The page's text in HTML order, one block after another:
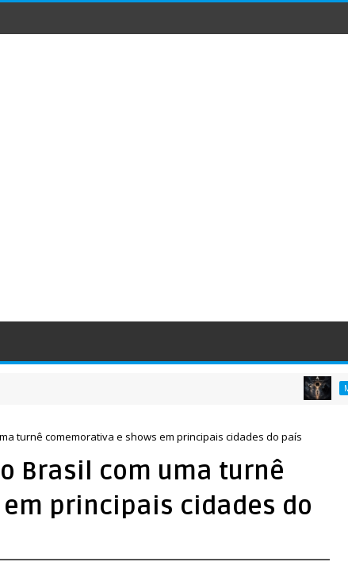
MUSICAS
turnê comemorativa e shows em principais cidades do país
Brasil com uma turnê
principais cidades do